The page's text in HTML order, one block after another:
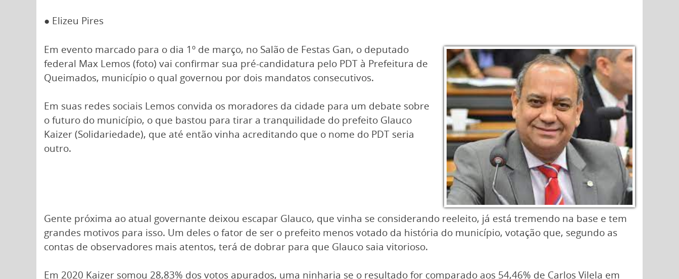
● Elizeu Pires
Em evento marcado para o dia 1º de março, no Salão de Festas Gan, o deputado
federal Max Lemos (foto) vai confirmar sua pré-candidatura pelo PDT à Prefeitura de
Queimados, município o qual governou por dois mandatos consecutivos.
Em suas redes sociais Lemos convida os moradores da cidade para um debate sobre
o futuro do município, o que bastou para tirar a tranquilidade do prefeito Glauco
Kaizer (Solidariedade), que até então vinha acreditando que o nome do PDT seria
outro.
Gente próxima ao atual governante deixou escapar Glauco, que vinha se considerando reeleito, já está tremendo na base e tem
grandes motivos para isso. Um deles o fator de ser o prefeito menos votado da história do município, votação que, segundo as
contas de observadores mais atentos, terá de dobrar para que Glauco saia vitorioso.
Em 2020 Kaizer somou 28,83% dos votos apurados, uma ninharia se o resultado for comparado aos 54,46% de Carlos Vilela em